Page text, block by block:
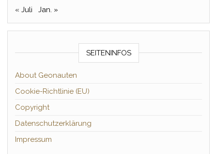
« Juli
Jan. »
SEITENINFOS
About Geonauten
Cookie-Richtlinie (EU)
Copyright
Datenschutzerklärung
Impressum